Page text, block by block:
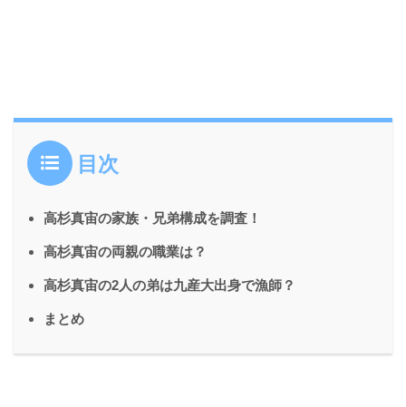
目次
高杉真宙の家族・兄弟構成を調査！
高杉真宙の両親の職業は？
高杉真宙の2人の弟は九産大出身で漁師？
まとめ